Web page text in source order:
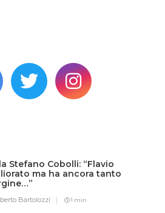
Stefano Cobolli: “Flavio
ma ha ancora tanto
Bartolozzi 1 min